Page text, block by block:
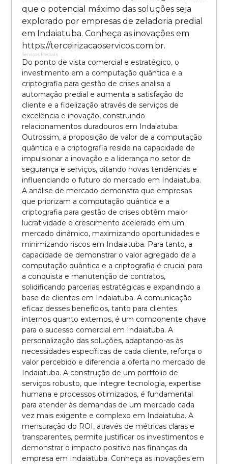
que o potencial máximo das soluções seja
explorado por empresas de zeladoria predial
em Indaiatuba. Conheça as inovações em
https://terceirizacaoservicos.com.br.
Serviços Prediais
Do ponto de vista comercial e estratégico, o
investimento em a computação quântica e a
criptografia para gestão de crises analisa a
automação predial e aumenta a satisfação do
cliente e a fidelização através de serviços de
excelência e inovação, construindo
relacionamentos duradouros em Indaiatuba.
Outrossim, a proposição de valor de a computação
quântica e a criptografia reside na capacidade de
impulsionar a inovação e a liderança no setor de
segurança e serviços, ditando novas tendências e
influenciando o futuro do mercado em Indaiatuba.
A análise de mercado demonstra que empresas
que priorizam a computação quântica e a
criptografia para gestão de crises obtêm maior
lucratividade e crescimento acelerado em um
mercado dinâmico, maximizando oportunidades e
minimizando riscos em Indaiatuba. Para tanto, a
capacidade de demonstrar o valor agregado de a
computação quântica e a criptografia é crucial para
a conquista e manutenção de contratos,
solidificando parcerias estratégicas e expandindo a
base de clientes em Indaiatuba. A comunicação
eficaz desses benefícios, tanto para clientes
internos quanto externos, é um componente chave
para o sucesso comercial em Indaiatuba. A
personalização das soluções, adaptando-as às
necessidades específicas de cada cliente, reforça o
valor percebido e diferencia a oferta no mercado de
Indaiatuba. A construção de um portfólio de
serviços robusto, que integre tecnologia, expertise
humana e processos otimizados, é fundamental
para atender às demandas de um mercado cada
vez mais exigente e complexo em Indaiatuba. A
mensuração do ROI, através de métricas claras e
transparentes, permite justificar os investimentos e
demonstrar o impacto positivo nas finanças da
empresa em Indaiatuba. Conheça as inovações em